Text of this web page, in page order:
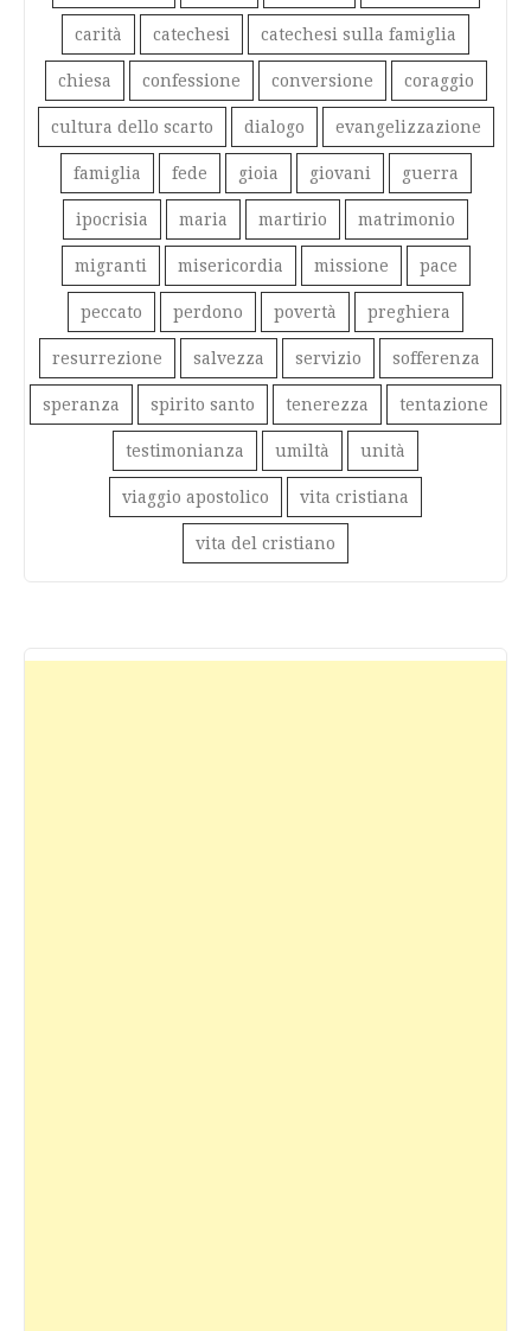
carità catechesi catechesi sulla famiglia
chiesa confessione conversione coraggio
cultura dello scarto dialogo evangelizzazione
famiglia fede gioia giovani guerra
ipocrisia maria martirio matrimonio
migranti misericordia missione pace
peccato perdono povertà preghiera
resurrezione salvezza servizio sofferenza
speranza spirito santo tenerezza tentazione
testimonianza umiltà unità
viaggio apostolico vita cristiana
vita del cristiano